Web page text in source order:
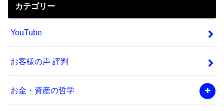
カテゴリー
YouTube
お客様の声 評判
お金・資産の哲学